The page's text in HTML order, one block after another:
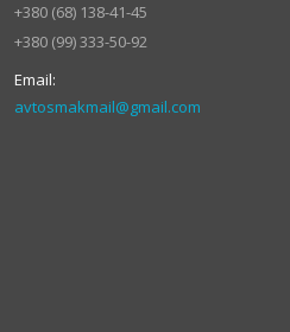
+380 (68) 138-41-45
+380 (99) 333-50-92
avtosmakmail@gmail.com